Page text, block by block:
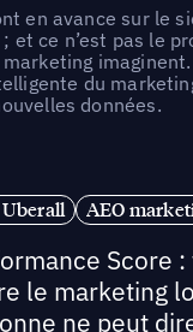
en avance sur le
; et ce n’est pas le
imaginent.
du
données.
AEO
Score
le marketing
ne peut